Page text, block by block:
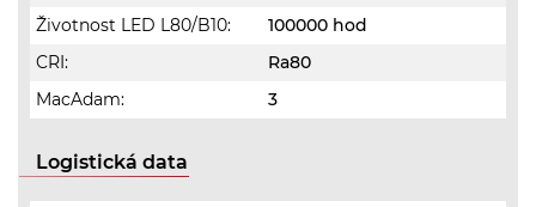
Životnost LED L80/B10:
100000 hod
CRI:
Ra80
MacAdam:
3
Logistická data